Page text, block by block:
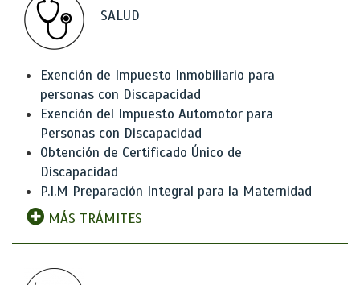
SALUD
Exención de Impuesto Inmobiliario para
personas con Discapacidad
Exención del Impuesto Automotor para
Personas con Discapacidad
Obtención de Certificado Único de
Discapacidad
P.I.M Preparación Integral para la Maternidad
MÁS TRÁMITES